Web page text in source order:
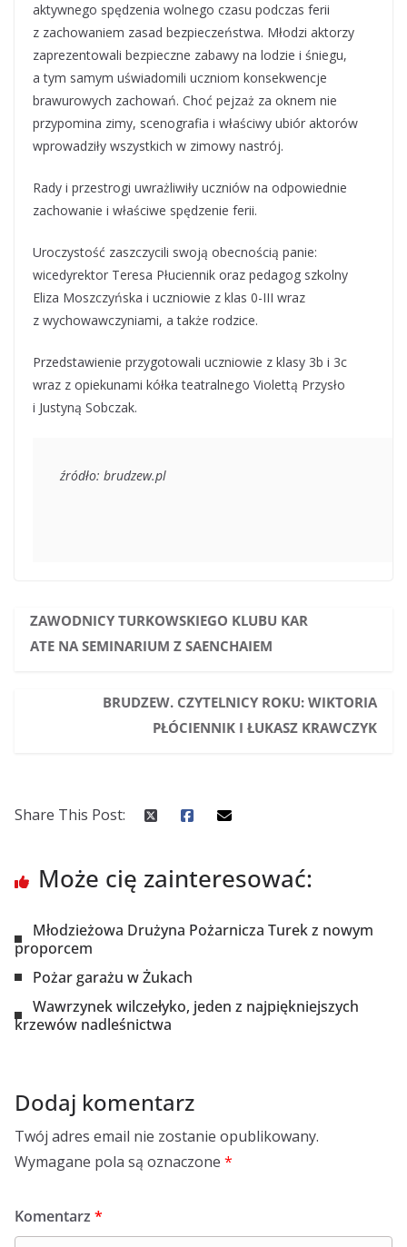
aktywnego spędzenia wolnego czasu podczas ferii
z zachowaniem zasad bezpieczeństwa. Młodzi aktorzy
zaprezentowali bezpieczne zabawy na lodzie i śniegu,
a tym samym uświadomili uczniom konsekwencje
brawurowych zachowań. Choć pejzaż za oknem nie
przypomina zimy, scenografia i właściwy ubiór aktorów
wprowadziły wszystkich w zimowy nastrój.
Rady i przestrogi uwrażliwiły uczniów na odpowiednie
zachowanie i właściwe spędzenie ferii.
Uroczystość zaszczycili swoją obecnością panie:
wicedyrektor Teresa Płuciennik oraz pedagog szkolny
Eliza Moszczyńska i uczniowie z klas 0-III wraz
z wychowawczyniami, a także rodzice.
Przedstawienie przygotowali uczniowie z klasy 3b i 3c
wraz z opiekunami kółka teatralnego Violettą Przysło
i Justyną Sobczak.
źródło: brudzew.pl
ZAWODNICY TURKOWSKIEGO KLUBU KAR
ATE NA SEMINARIUM Z SAENCHAIEM
BRUDZEW. CZYTELNICY ROKU: WIKTORIA
PŁÓCIENNIK I ŁUKASZ KRAWCZYK
Share This Post:
Może cię zainteresować:
Młodzieżowa Drużyna Pożarnicza Turek z nowym
proporcem
Pożar garażu w Żukach
Wawrzynek wilczełyko, jeden z najpiękniejszych
krzewów nadleśnictwa
Dodaj komentarz
Twój adres email nie zostanie opublikowany.
Wymagane pola są oznaczone *
Komentarz *